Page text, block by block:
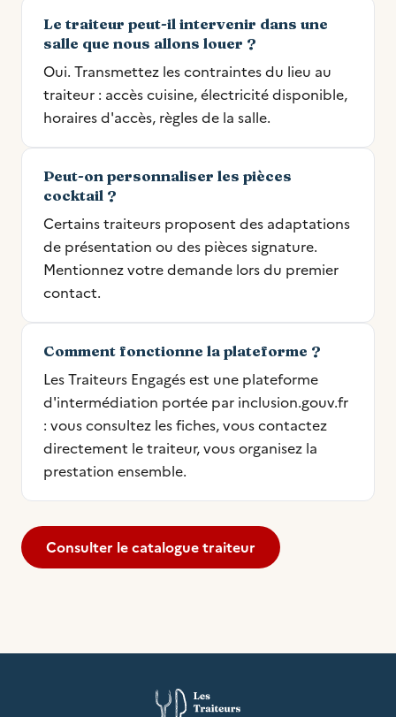
Le traiteur peut-il intervenir dans une
salle que nous allons louer ?
Oui. Transmettez les contraintes du lieu au
traiteur : accès cuisine, électricité disponible,
horaires d'accès, règles de la salle.
Peut-on personnaliser les pièces
cocktail ?
Certains traiteurs proposent des adaptations
de présentation ou des pièces signature.
Mentionnez votre demande lors du premier
contact.
Comment fonctionne la plateforme ?
Les Traiteurs Engagés est une plateforme
d'intermédiation portée par inclusion.gouv.fr
: vous consultez les fiches, vous contactez
directement le traiteur, vous organisez la
prestation ensemble.
Consulter le catalogue traiteur